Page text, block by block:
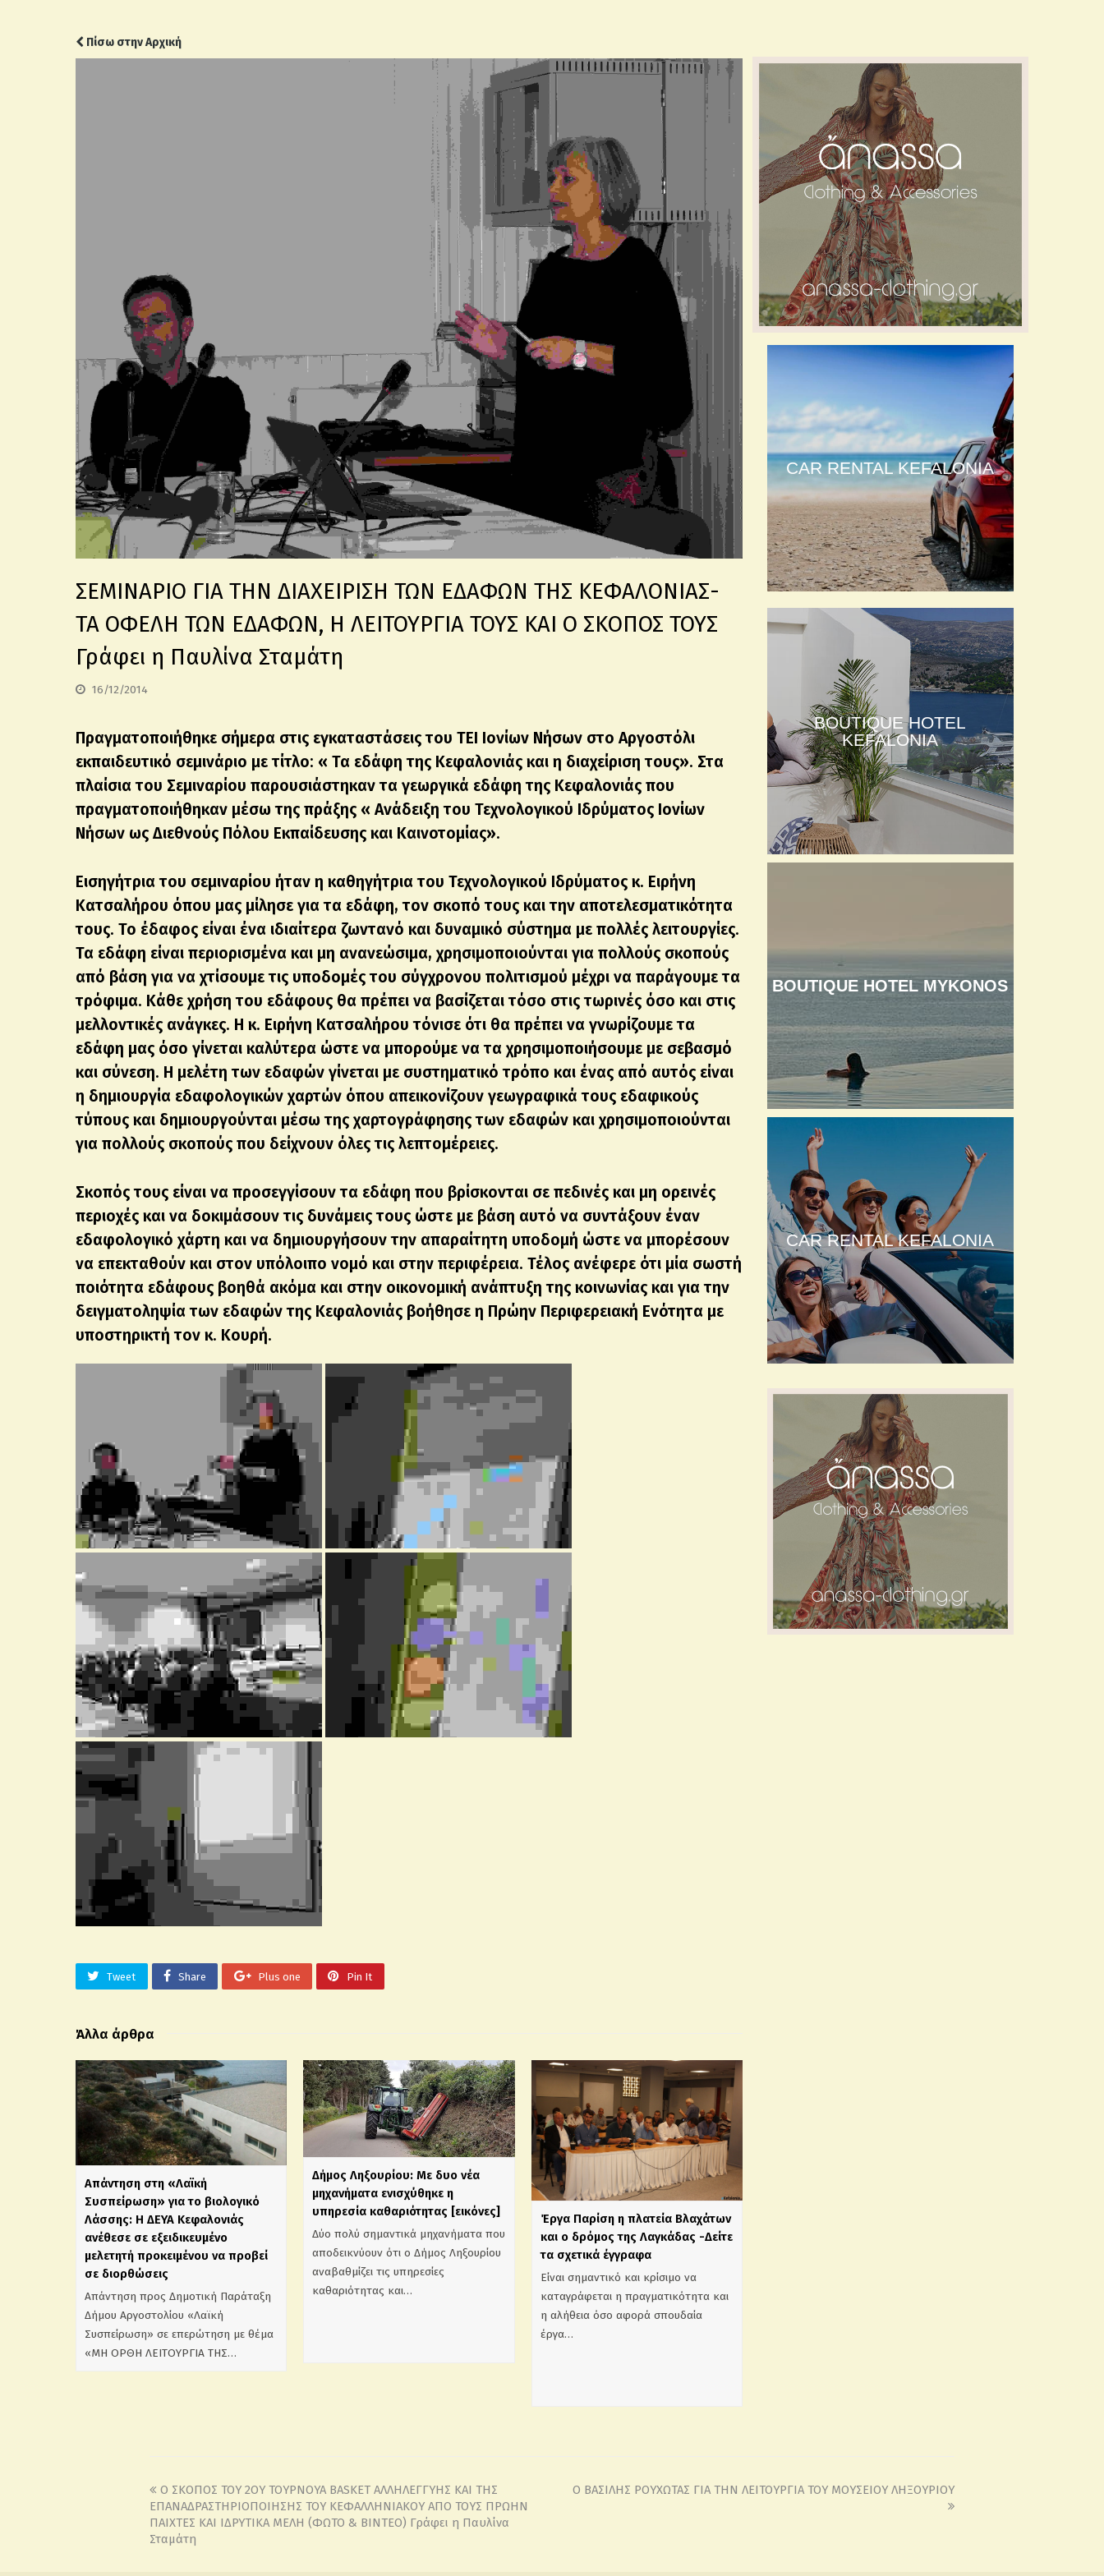
Πίσω στην Αρχική
ΣΕΜΙΝΑΡΙΟ ΓΙΑ ΤΗΝ ΔΙΑΧΕΙΡΙΣΗ ΤΩΝ ΕΔΑΦΩΝ ΤΗΣ ΚΕΦΑΛΟΝΙΑΣ-
ΤΑ ΟΦΕΛΗ ΤΩΝ ΕΔΑΦΩΝ, Η ΛΕΙΤΟΥΡΓΙΑ ΤΟΥΣ ΚΑΙ Ο ΣΚΟΠΟΣ ΤΟΥΣ
Γράφει η Παυλίνα Σταμάτη
16/12/2014
Πραγματοποιήθηκε σήμερα στις εγκαταστάσεις του ΤΕΙ Ιονίων Νήσων στο Αργοστόλι
εκπαιδευτικό σεμινάριο με τίτλο: « Τα εδάφη της Κεφαλονιάς και η διαχείριση τους». Στα
πλαίσια του Σεμιναρίου παρουσιάστηκαν τα γεωργικά εδάφη της Κεφαλονιάς που
πραγματοποιήθηκαν μέσω της πράξης « Ανάδειξη του Τεχνολογικού Ιδρύματος Ιονίων
Νήσων ως Διεθνούς Πόλου Εκπαίδευσης και Καινοτομίας».
Εισηγήτρια του σεμιναρίου ήταν η καθηγήτρια του Τεχνολογικού Ιδρύματος κ. Ειρήνη
Κατσαλήρου όπου μας μίλησε για τα εδάφη, τον σκοπό τους και την αποτελεσματικότητα
τους. Το έδαφος είναι ένα ιδιαίτερα ζωντανό και δυναμικό σύστημα με πολλές λειτουργίες.
Τα εδάφη είναι περιορισμένα και μη ανανεώσιμα, χρησιμοποιούνται για πολλούς σκοπούς
από βάση για να χτίσουμε τις υποδομές του σύγχρονου πολιτισμού μέχρι να παράγουμε τα
τρόφιμα. Κάθε χρήση του εδάφους θα πρέπει να βασίζεται τόσο στις τωρινές όσο και στις
μελλοντικές ανάγκες. Η κ. Ειρήνη Κατσαλήρου τόνισε ότι θα πρέπει να γνωρίζουμε τα
εδάφη μας όσο γίνεται καλύτερα ώστε να μπορούμε να τα χρησιμοποιήσουμε με σεβασμό
και σύνεση. Η μελέτη των εδαφών γίνεται με συστηματικό τρόπο και ένας από αυτός είναι
η δημιουργία εδαφολογικών χαρτών όπου απεικονίζουν γεωγραφικά τους εδαφικούς
τύπους και δημιουργούνται μέσω της χαρτογράφησης των εδαφών και χρησιμοποιούνται
για πολλούς σκοπούς που δείχνουν όλες τις λεπτομέρειες.
Σκοπός τους είναι να προσεγγίσουν τα εδάφη που βρίσκονται σε πεδινές και μη ορεινές
περιοχές και να δοκιμάσουν τις δυνάμεις τους ώστε με βάση αυτό να συντάξουν έναν
εδαφολογικό χάρτη και να δημιουργήσουν την απαραίτητη υποδομή ώστε να μπορέσουν
να επεκταθούν και στον υπόλοιπο νομό και στην περιφέρεια. Τέλος ανέφερε ότι μία σωστή
ποιότητα εδάφους βοηθά ακόμα και στην οικονομική ανάπτυξη της κοινωνίας και για την
δειγματοληψία των εδαφών της Κεφαλονιάς βοήθησε η Πρώην Περιφερειακή Ενότητα με
υποστηρικτή τον κ. Κουρή.
Tweet Share Plus one Pin It
Άλλα άρθρα
Απάντηση στη «Λαϊκή
Συσπείρωση» για το βιολογικό
Λάσσης: Η ΔΕΥΑ Κεφαλονιάς
ανέθεσε σε εξειδικευμένο
μελετητή προκειμένου να προβεί
σε διορθώσεις
Απάντηση προς Δημοτική Παράταξη
Δήμου Αργοστολίου «Λαϊκή
Συσπείρωση» σε επερώτηση με θέμα
«ΜΗ ΟΡΘΗ ΛΕΙΤΟΥΡΓΙΑ ΤΗΣ…
Δήμος Ληξουρίου: Με δυο νέα
μηχανήματα ενισχύθηκε η
υπηρεσία καθαριότητας [εικόνες]
Δύο πολύ σημαντικά μηχανήματα που
αποδεικνύουν ότι ο Δήμος Ληξουρίου
αναβαθμίζει τις υπηρεσίες
καθαριότητας και…
Έργα Παρίση η πλατεία Βλαχάτων
και ο δρόμος της Λαγκάδας -Δείτε
τα σχετικά έγγραφα
Είναι σημαντικό και κρίσιμο να
καταγράφεται η πραγματικότητα και
η αλήθεια όσο αφορά σπουδαία
έργα…
CAR RENTAL KEFALONIA
BOUTIQUE HOTEL
KEFALONIA
BOUTIQUE HOTEL MYKONOS
CAR RENTAL KEFALONIA
Ο ΣΚΟΠΟΣ ΤΟΥ 2ΟΥ ΤΟΥΡΝΟΥΑ BASKET ΑΛΛΗΛΕΓΓΥΗΣ ΚΑΙ ΤΗΣ
ΕΠΑΝΑΔΡΑΣΤΗΡΙΟΠΟΙΗΣΗΣ ΤΟΥ ΚΕΦΑΛΛΗΝΙΑΚΟΥ ΑΠΟ ΤΟΥΣ ΠΡΩΗΝ
ΠΑΙΧΤΕΣ ΚΑΙ ΙΔΡΥΤΙΚΑ ΜΕΛΗ (ΦΩΤΟ & ΒΙΝΤΕΟ) Γράφει η Παυλίνα
Σταμάτη
Ο ΒΑΣΙΛΗΣ ΡΟΥΧΩΤΑΣ ΓΙΑ ΤΗΝ ΛΕΙΤΟΥΡΓΙΑ ΤΟΥ ΜΟΥΣΕΙΟΥ ΛΗΞΟΥΡΙΟΥ